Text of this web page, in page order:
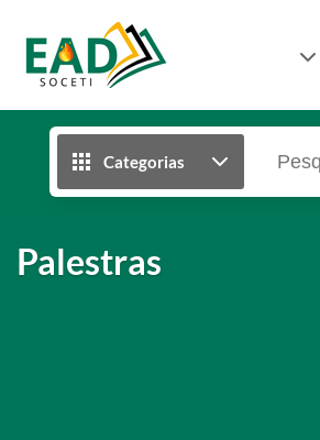
Categorias
Palestras